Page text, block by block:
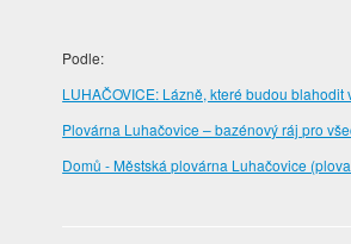
Podle:
LUHAČOVICE: Lázně, které budou
Plovárna Luhačovice – bazénový ráj pro
Domů - Městská plovárna Luhačovice